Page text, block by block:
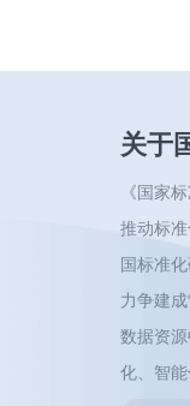
关于
《国家
推动标
国标准
力争建
数据资
化、智能